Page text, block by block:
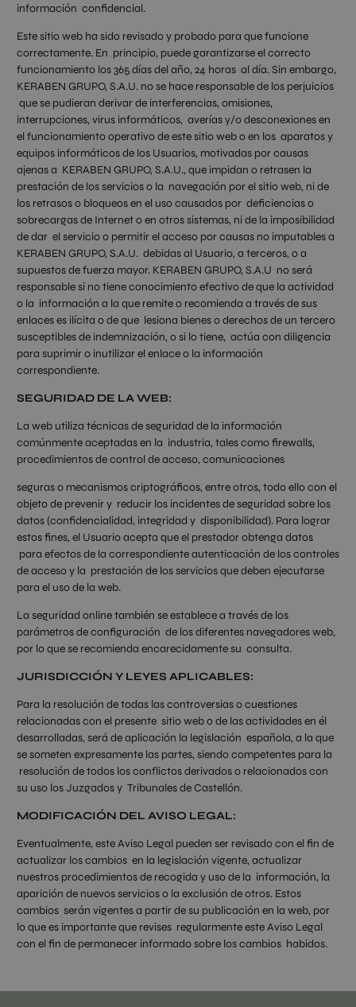
información confidencial.
Este sitio web ha sido revisado y probado para que funcione
correctamente. En principio, puede garantizarse el correcto
funcionamiento los 365 días del año, 24 horas al día. Sin embargo,
KERABEN GRUPO, S.A.U. no se hace responsable de los perjuicios
que se pudieran derivar de interferencias, omisiones,
interrupciones, virus informáticos, averías y/o desconexiones en
el funcionamiento operativo de este sitio web o en los aparatos y
equipos informáticos de los Usuarios, motivadas por causas
ajenas a KERABEN GRUPO, S.A.U., que impidan o retrasen la
prestación de los servicios o la navegación por el sitio web, ni de
los retrasos o bloqueos en el uso causados por deficiencias o
sobrecargas de Internet o en otros sistemas, ni de la imposibilidad
de dar el servicio o permitir el acceso por causas no imputables a
KERABEN GRUPO, S.A.U. debidas al Usuario, a terceros, o a
supuestos de fuerza mayor. KERABEN GRUPO, S.A.U no será
responsable si no tiene conocimiento efectivo de que la actividad
o la información a la que remite o recomienda a través de sus
enlaces es ilícita o de que lesiona bienes o derechos de un tercero
susceptibles de indemnización, o si lo tiene, actúa con diligencia
para suprimir o inutilizar el enlace o la información
correspondiente.
SEGURIDAD DE LA WEB:
La web utiliza técnicas de seguridad de la información
comúnmente aceptadas en la industria, tales como firewalls,
procedimientos de control de acceso, comunicaciones
seguras o mecanismos criptográficos, entre otros, todo ello con el
objeto de prevenir y reducir los incidentes de seguridad sobre los
datos (confidencialidad, integridad y disponibilidad). Para lograr
estos fines, el Usuario acepta que el prestador obtenga datos
para efectos de la correspondiente autenticación de los controles
de acceso y la prestación de los servicios que deben ejecutarse
para el uso de la web.
La seguridad online también se establece a través de los
parámetros de configuración de los diferentes navegadores web,
por lo que se recomienda encarecidamente su consulta.
JURISDICCIÓN Y LEYES APLICABLES:
Para la resolución de todas las controversias o cuestiones
relacionadas con el presente sitio web o de las actividades en él
desarrolladas, será de aplicación la legislación española, a la que
se someten expresamente las partes, siendo competentes para la
resolución de todos los conflictos derivados o relacionados con
su uso los Juzgados y Tribunales de Castellón.
MODIFICACIÓN DEL AVISO LEGAL:
Eventualmente, este Aviso Legal pueden ser revisado con el fin de
actualizar los cambios en la legislación vigente, actualizar
nuestros procedimientos de recogida y uso de la información, la
aparición de nuevos servicios o la exclusión de otros. Estos
cambios serán vigentes a partir de su publicación en la web, por
lo que es importante que revises regularmente este Aviso Legal
con el fin de permanecer informado sobre los cambios habidos.